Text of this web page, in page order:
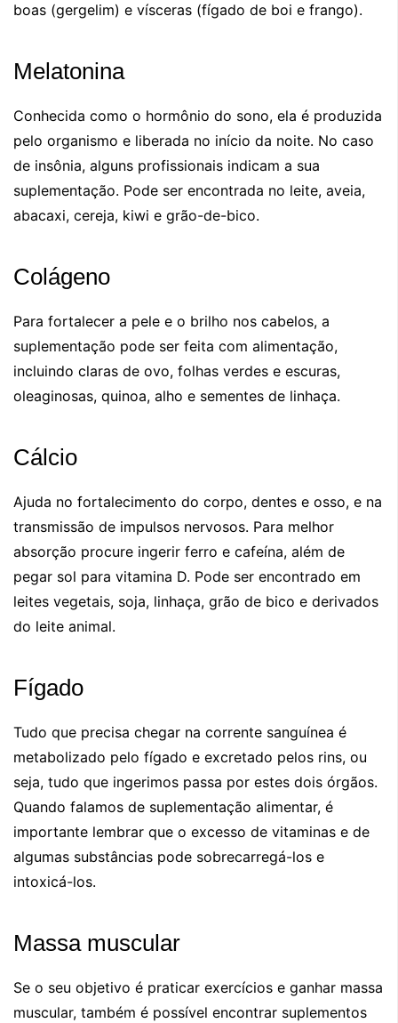
boas (gergelim) e vísceras (fígado de boi e frango).
Melatonina
Conhecida como o hormônio do sono, ela é produzida
pelo organismo e liberada no início da noite. No caso
de insônia, alguns profissionais indicam a sua
suplementação. Pode ser encontrada no leite, aveia,
abacaxi, cereja, kiwi e grão-de-bico.
Colágeno
Para fortalecer a pele e o brilho nos cabelos, a
suplementação pode ser feita com alimentação,
incluindo claras de ovo, folhas verdes e escuras,
oleaginosas, quinoa, alho e sementes de linhaça.
Cálcio
Ajuda no fortalecimento do corpo, dentes e osso, e na
transmissão de impulsos nervosos. Para melhor
absorção procure ingerir ferro e cafeína, além de
pegar sol para vitamina D. Pode ser encontrado em
leites vegetais, soja, linhaça, grão de bico e derivados
do leite animal.
Fígado
Tudo que precisa chegar na corrente sanguínea é
metabolizado pelo fígado e excretado pelos rins, ou
seja, tudo que ingerimos passa por estes dois órgãos.
Quando falamos de suplementação alimentar, é
importante lembrar que o excesso de vitaminas e de
algumas substâncias pode sobrecarregá-los e
intoxicá-los.
Massa muscular
Se o seu objetivo é praticar exercícios e ganhar massa
muscular, também é possível encontrar suplementos